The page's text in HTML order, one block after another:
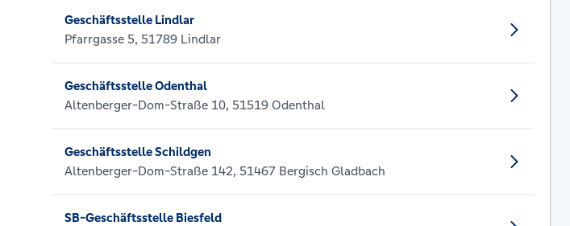
Geschäftsstelle Lindlar
Pfarrgasse 5, 51789 Lindlar
Geschäftsstelle Odenthal
Altenberger-Dom-Straße 10, 51519 Odenthal
Geschäftsstelle Schildgen
Altenberger-Dom-Straße 142, 51467 Bergisch Gladbach
SB-Geschäftsstelle Biesfeld